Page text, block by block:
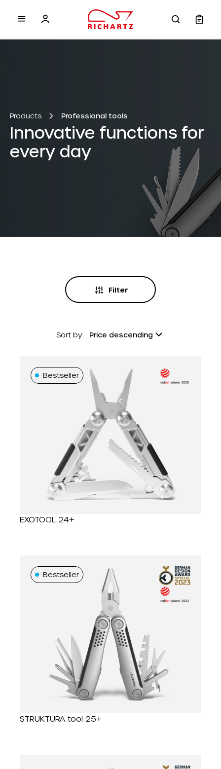
Products Professional tools
Innovative functions for
every day
Filter
Sort by: Price descending
Name Z-A
Price ascending
Price descending
new products
Topseller
Bestseller
EXOTOOL 24+
Bestseller
STRUKTURA tool 25+